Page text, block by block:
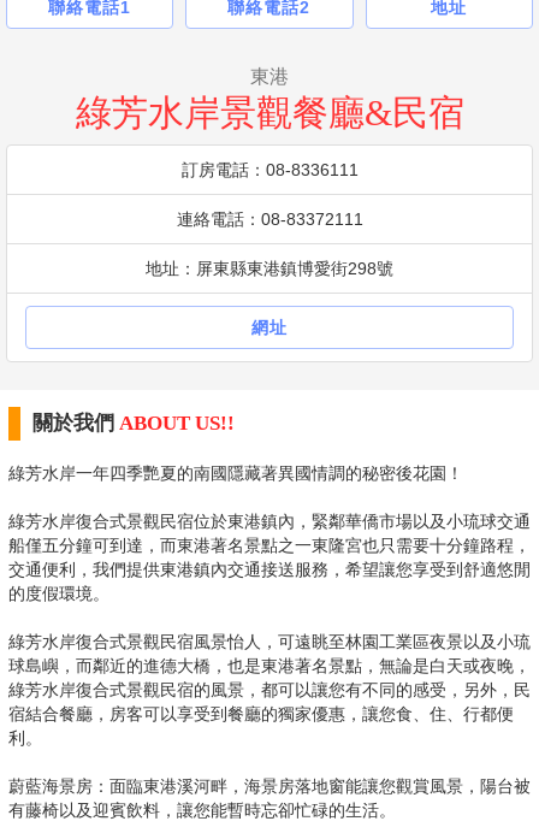
聯絡電話1 聯絡電話2 地址
東港
綠芳水岸景觀餐廳&民宿
訂房電話：08-8336111
連絡電話：08-83372111
地址：屏東縣東港鎮博愛街298號
網址
關於我們 ABOUT US!!
綠芳水岸一年四季艷夏的南國隱藏著異國情調的秘密後花園！
綠芳水岸復合式景觀民宿位於東港鎮內，緊鄰華僑市場以及小琉球交通
船僅五分鐘可到達，而東港著名景點之一東隆宮也只需要十分鐘路程，
交通便利，我們提供東港鎮內交通接送服務，希望讓您享受到舒適悠閒
的度假環境。
綠芳水岸復合式景觀民宿風景怡人，可遠眺至林園工業區夜景以及小琉
球島嶼，而鄰近的進德大橋，也是東港著名景點，無論是白天或夜晚，
綠芳水岸復合式景觀民宿的風景，都可以讓您有不同的感受，另外，民
宿結合餐廳，房客可以享受到餐廳的獨家優惠，讓您食、住、行都便
利。
蔚藍海景房：面臨東港溪河畔，海景房落地窗能讓您觀賞風景，陽台被
有藤椅以及迎賓飲料，讓您能暫時忘卻忙碌的生活。